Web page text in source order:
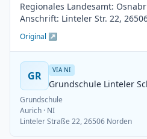
Regionales Landesamt:
Anschrift: Linteler Str. 22,
Original ↗
GR VIA NI
Grundschule Linteler
Grundschule
Aurich · NI
Linteler Straße 22, 26506 Norden